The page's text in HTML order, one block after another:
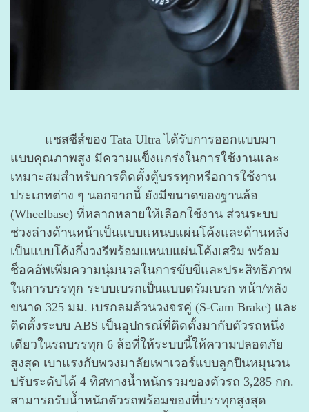
แชสซีส์ของ Tata Ultra ได้รับการออกแบบมา
แบบคุณภาพสูง มีความแข็งแกร่งในการใช้งานและ
เหมาะสมสำหรับการติดตั้งตู้บรรทุกหรือการใช้งาน
ประเภทต่าง ๆ นอกจากนี้ ยังมีขนาดของฐานล้อ
(Wheelbase) ที่หลากหลายให้เลือกใช้งาน ส่วนระบบ
ช่วงล่างด้านหน้าเป็นแบบแหนบแผ่นโค้งและด้านหลัง
เป็นแบบโค้งกึ่งวงรีพร้อมแหนบแผ่นโค้งเสริม พร้อม
ช็อคอัพเพิ่มความนุ่มนวลในการขับขี่และประสิทธิภาพ
ในการบรรทุก ระบบเบรกเป็นแบบดรัมเบรก หน้า/หลัง
ขนาด 325 มม. เบรกลมล้วนวงจรคู่ (S-Cam Brake) และ
ติดตั้งระบบ ABS เป็นอุปกรณ์ที่ติดตั้งมากับตัวรถหนึ่ง
เดียวในรถบรรทุก 6 ล้อที่ให้ระบบนี้ให้ความปลอดภัย
สูงสุด เบาแรงกับพวงมาลัยเพาเวอร์แบบลูกปืนหมุนวน
ปรับระดับได้ 4 ทิศทางน้ำหนักรวมของตัวรถ 3,285 กก.
สามารถรับน้ำหนักตัวรถพร้อมของที่บรรทุกสูงสุด